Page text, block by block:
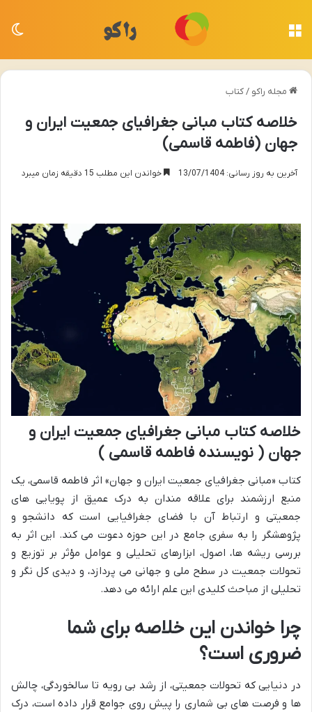
مجله راکو /کتاب
خلاصه کتاب مبانی جغرافیای جمعیت ایران و
جهان (فاطمه قاسمی)
آخرین به روز رسانی: 13/07/1404 خواندن این مطلب 15 دقیقه زمان میبرد
خلاصه کتاب مبانی جغرافیای جمعیت ایران و
جهان ( نویسنده فاطمه قاسمی )
کتاب «مبانی جغرافیای جمعیت ایران و جهان» اثر فاطمه قاسمی، یک
منبع ارزشمند برای علاقه مندان به درک عمیق از پویایی های
جمعیتی و ارتباط آن با فضای جغرافیایی است که دانشجو و
پژوهشگر را به سفری جامع در این حوزه دعوت می کند. این اثر به
بررسی ریشه ها، اصول، ابزارهای تحلیلی و عوامل مؤثر بر توزیع و
تحولات جمعیت در سطح ملی و جهانی می پردازد، و دیدی کل نگر و
تحلیلی از مباحث کلیدی این علم ارائه می دهد.
چرا خواندن این خلاصه برای شما
ضروری است؟
در دنیایی که تحولات جمعیتی، از رشد بی رویه تا سالخوردگی، چالش
ها و فرصت های بی شماری را پیش روی جوامع قرار داده است، درک